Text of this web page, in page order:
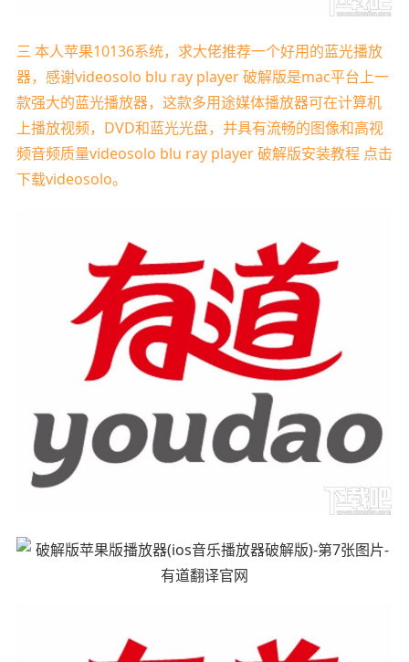
三 本人苹果10136系统，求大佬推荐一个好用的蓝光播放
器，感谢videosolo blu ray player 破解版是mac平台上一
款强大的蓝光播放器，这款多用途媒体播放器可在计算机
上播放视频，DVD和蓝光光盘，并具有流畅的图像和高视
频音频质量videosolo blu ray player 破解版安装教程 点击
下载videosolo。